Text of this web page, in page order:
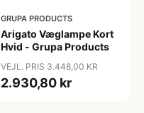
GRUPA PRODUCTS
Arigato Væglampe Kort
Hvid - Grupa Products
VEJL. PRIS 3.448,00 KR
2.930,80 kr